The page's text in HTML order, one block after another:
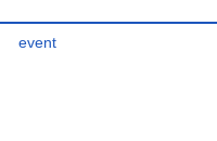
event